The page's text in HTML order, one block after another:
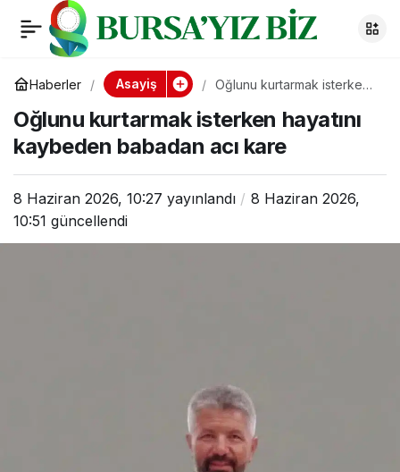
Haberler Asayiş
Oğlunu kurtarmak isterken
babadan acı kare
Oğlunu kurtarmak isterken hayatını
kaybeden babadan acı kare
8 Haziran 2026, 10:27 yayınlandı
8 Haziran 2026,
10:51 güncellendi
Oğlunu kurtarmak
isterken hayatını
kaybeden babadan
acı kare